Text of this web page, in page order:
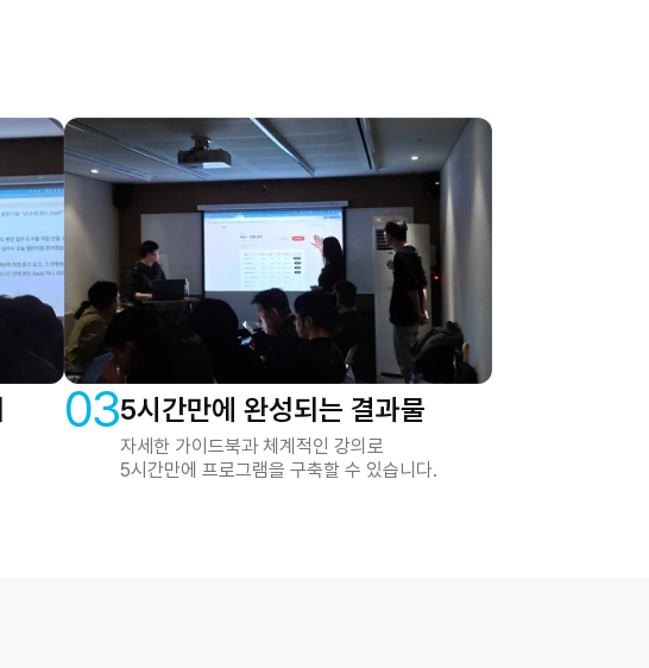
035시간만에 완성되는 결과물
자세한 가이드북과 체계적인 강의로
5시간만에 프로그램을 구축할 수 있습니다.